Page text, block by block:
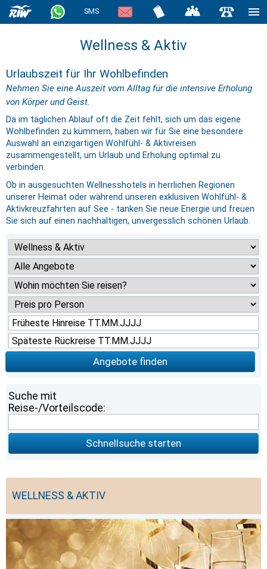
SMS
Wellness & Aktiv
Urlaubszeit für Ihr Wohlbefinden
Nehmen Sie eine Auszeit vom Alltag für die intensive Erholung
von Körper und Geist.
Da im täglichen Ablauf oft die Zeit fehlt, sich um das eigene
Wohlbefinden zu kümmern, haben wir für Sie eine besondere
Auswahl an einzigartigen Wohlfühl- & Aktivreisen
zusammengestellt, um Urlaub und Erholung optimal zu
verbinden.
Ob in ausgesuchten Wellnesshotels in herrlichen Regionen
unserer Heimat oder während unseren exklusiven Wohlfühl- &
Aktivkreuzfahrten auf See - tanken Sie neue Energie und freuen
Sie sich auf einen nachhaltigen, unvergesslich schönen Urlaub.
Angebote finden
Suche mit
Reise-/Vorteilscode:
Schnellsuche starten
WELLNESS & AKTIV